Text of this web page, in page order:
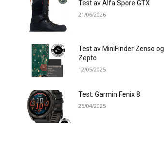
Test av Alfa Spore GTX
21/06/2026
Test av MiniFinder Zenso og
Zepto
12/05/2025
Test: Garmin Fenix 8
25/04/2025